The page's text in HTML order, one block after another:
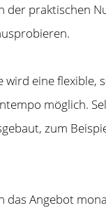
der praktischen
wird eine
möglich.
zum
das Angebot